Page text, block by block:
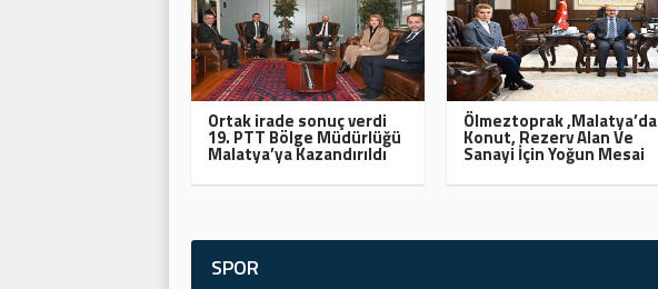
Ortak irade sonuç verdi
19. PTT Bölge Müdürlüğü
Malatya’ya Kazandırıldı
Ölmeztoprak ,Malatya’da
Konut, Rezerv Alan Ve
Sanayi İçin Yoğun Mesai
SPOR